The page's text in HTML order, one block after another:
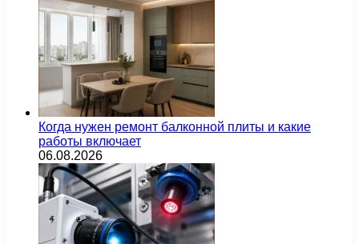
Когда нужен ремонт балконной плиты и какие
работы включает
06.08.2026